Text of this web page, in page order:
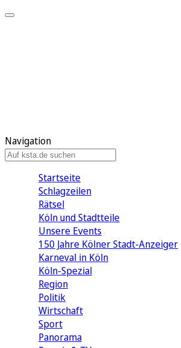
Navigation
Startseite
Schlagzeilen
Rätsel
Köln und Stadtteile
Unsere Events
150 Jahre Kölner Stadt-Anzeiger
Karneval in Köln
Köln-Spezial
Region
Politik
Wirtschaft
Sport
Panorama